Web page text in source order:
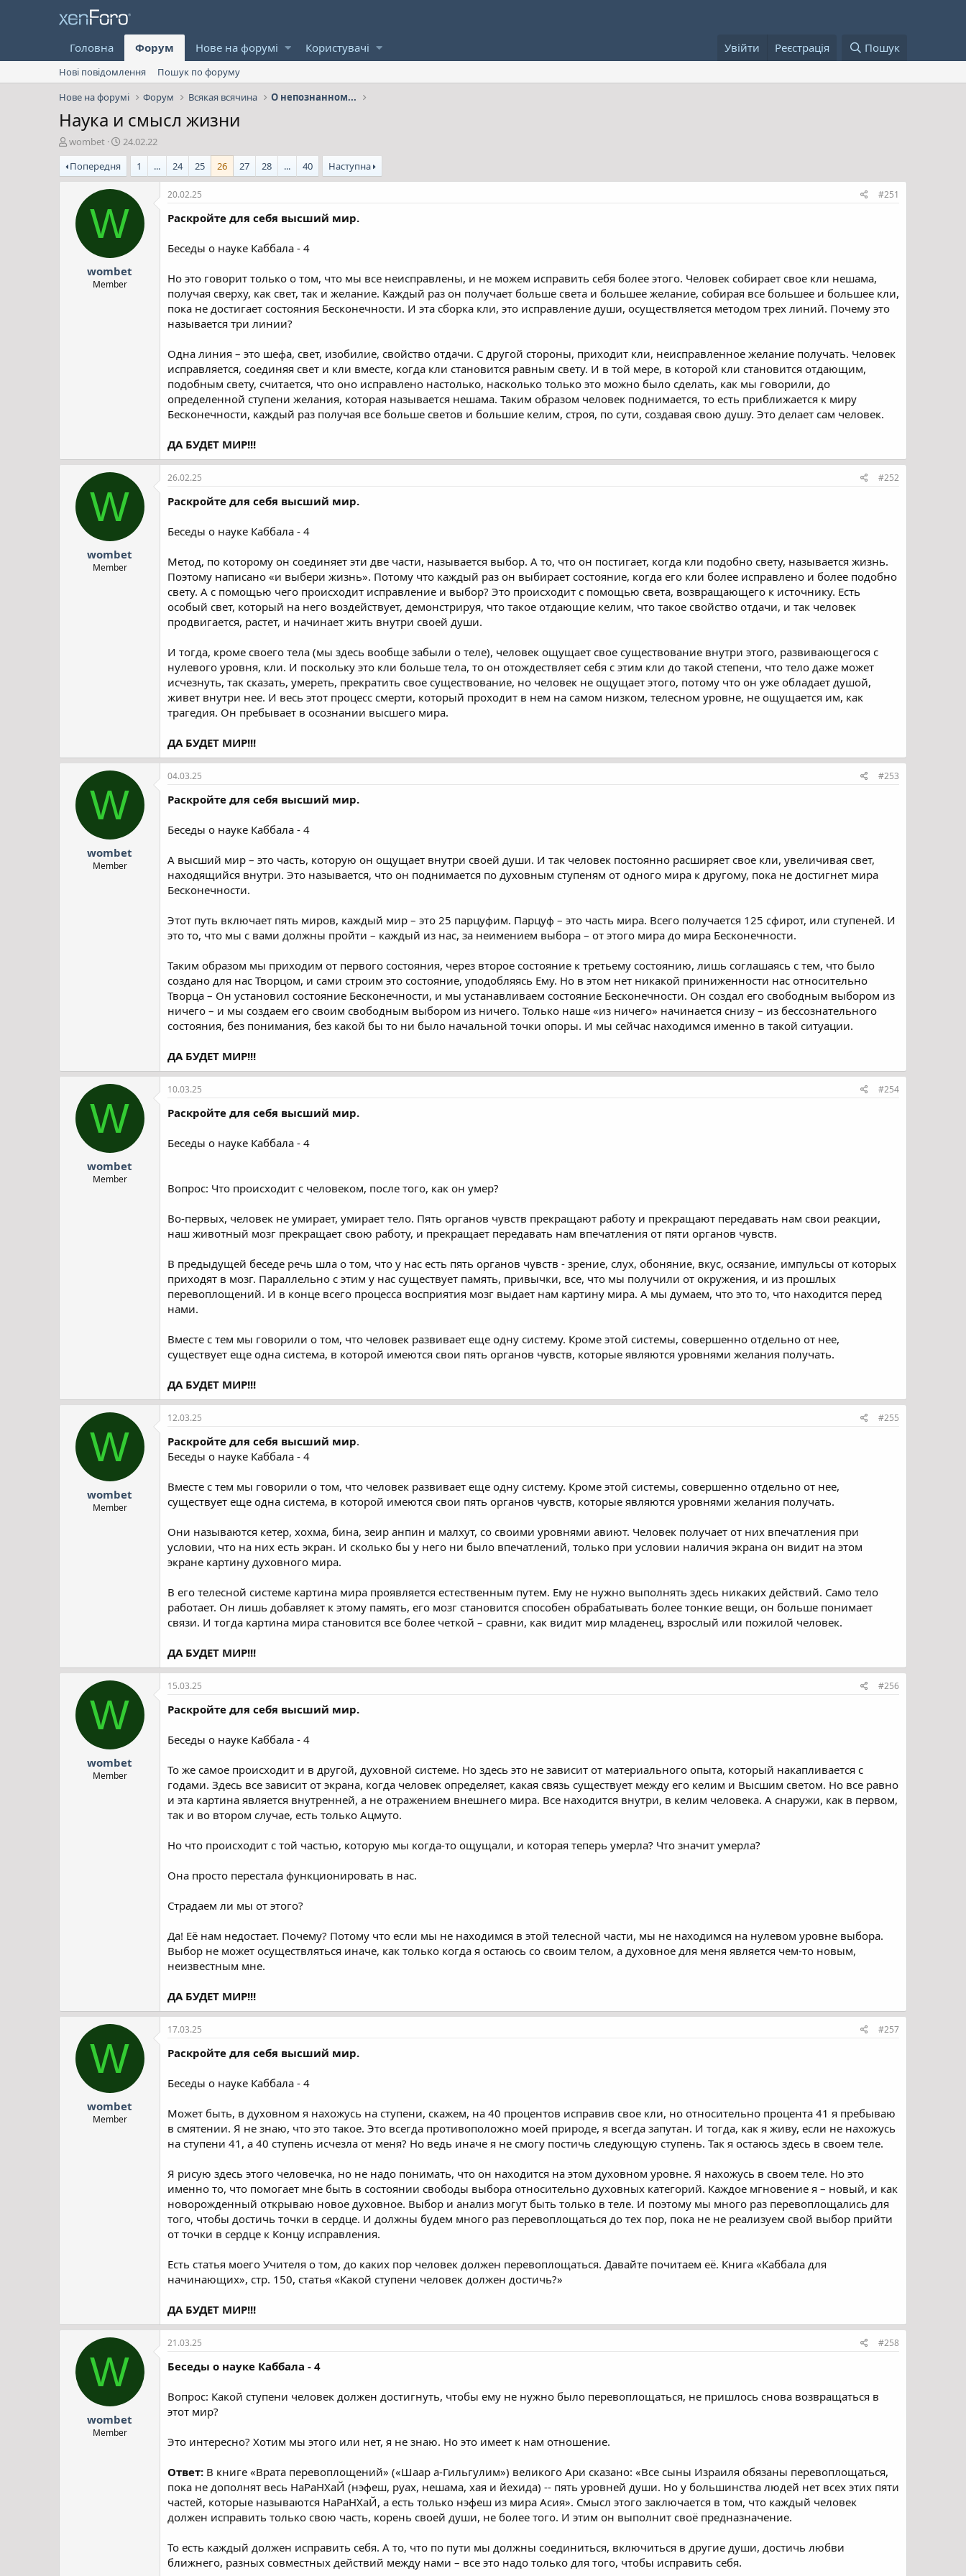
Головна Форум Нове на форумі Користувачі Увійти Реєстрація Пошук
Нові повідомлення
Пошук по форуму
Нове на форумі
Форум Всякая всячина О непознанном...
Наука и смысл жизни
А
в
т
о
wombet
Д
а
а
с
в
о
е
н
н
24.02.22
Попередня
1 ... 24 25 26 27 28 ... 40 Наступна
W
wombet
Member
20.02.25 #251
Раскройте для себя высший мир.
Беседы о науке Каббала - 4
Но это говорит только о том, что мы все неисправлены, и не можем исправить себя более этого. Человек собирает свое кли нешама,
получая сверху, как свет, так и желание. Каждый раз он получает больше света и большее желание, собирая все большее и большее кли,
пока не достигает состояния Бесконечности. И эта сборка кли, это исправление души, осуществляется методом трех линий. Почему это
называется три линии?
Одна линия – это шефа, свет, изобилие, свойство отдачи. С другой стороны, приходит кли, неисправленное желание получать. Человек
исправляется, соединяя свет и кли вместе, когда кли становится равным свету. И в той мере, в которой кли становится отдающим,
подобным свету, считается, что оно исправлено настолько, насколько только это можно было сделать, как мы говорили, до
определенной ступени желания, которая называется нешама. Таким образом человек поднимается, то есть приближается к миру
Бесконечности, каждый раз получая все больше светов и большие келим, строя, по сути, создавая свою душу. Это делает сам человек.
ДА БУДЕТ МИР!!!
W
wombet
Member
26.02.25 #252
Раскройте для себя высший мир.
Беседы о науке Каббала - 4
Метод, по которому он соединяет эти две части, называется выбор. А то, что он постигает, когда кли подобно свету, называется жизнь.
Поэтому написано «и выбери жизнь». Потому что каждый раз он выбирает состояние, когда его кли более исправлено и более подобно
свету. А с помощью чего происходит исправление и выбор? Это происходит с помощью света, возвращающего к источнику. Есть
особый свет, который на него воздействует, демонстрируя, что такое отдающие келим, что такое свойство отдачи, и так человек
продвигается, растет, и начинает жить внутри своей души.
И тогда, кроме своего тела (мы здесь вообще забыли о теле), человек ощущает свое существование внутри этого, развивающегося с
нулевого уровня, кли. И поскольку это кли больше тела, то он отождествляет себя с этим кли до такой степени, что тело даже может
исчезнуть, так сказать, умереть, прекратить свое существование, но человек не ощущает этого, потому что он уже обладает душой,
живет внутри нее. И весь этот процесс смерти, который проходит в нем на самом низком, телесном уровне, не ощущается им, как
трагедия. Он пребывает в осознании высшего мира.
ДА БУДЕТ МИР!!!
W
wombet
Member
04.03.25 #253
Раскройте для себя высший мир.
Беседы о науке Каббала - 4
А высший мир – это часть, которую он ощущает внутри своей души. И так человек постоянно расширяет свое кли, увеличивая свет,
находящийся внутри. Это называется, что он поднимается по духовным ступеням от одного мира к другому, пока не достигнет мира
Бесконечности.
Этот путь включает пять миров, каждый мир – это 25 парцуфим. Парцуф – это часть мира. Всего получается 125 сфирот, или ступеней. И
это то, что мы с вами должны пройти – каждый из нас, за неимением выбора – от этого мира до мира Бесконечности.
Таким образом мы приходим от первого состояния, через второе состояние к третьему состоянию, лишь соглашаясь с тем, что было
создано для нас Творцом, и сами строим это состояние, уподобляясь Ему. Но в этом нет никакой приниженности нас относительно
Творца – Он установил состояние Бесконечности, и мы устанавливаем состояние Бесконечности. Он создал его свободным выбором из
ничего – и мы создаем его своим свободным выбором из ничего. Только наше «из ничего» начинается снизу – из бессознательного
состояния, без понимания, без какой бы то ни было начальной точки опоры. И мы сейчас находимся именно в такой ситуации.
ДА БУДЕТ МИР!!!
W
wombet
Member
10.03.25 #254
Раскройте для себя высший мир.
Беседы о науке Каббала - 4
Вопрос: Что происходит с человеком, после того, как он умер?
Во-первых, человек не умирает, умирает тело. Пять органов чувств прекращают работу и прекращают передавать нам свои реакции,
наш животный мозг прекращает свою работу, и прекращает передавать нам впечатления от пяти органов чувств.
В предыдущей беседе речь шла о том, что у нас есть пять органов чувств - зрение, слух, обоняние, вкус, осязание, импульсы от которых
приходят в мозг. Параллельно с этим у нас существует память, привычки, все, что мы получили от окружения, и из прошлых
перевоплощений. И в конце всего процесса восприятия мозг выдает нам картину мира. А мы думаем, что это то, что находится перед
нами.
Вместе с тем мы говорили о том, что человек развивает еще одну систему. Кроме этой системы, совершенно отдельно от нее,
существует еще одна система, в которой имеются свои пять органов чувств, которые являются уровнями желания получать.
ДА БУДЕТ МИР!!!
W
wombet
Member
12.03.25 #255
Раскройте для себя высший мир.
Беседы о науке Каббала - 4
Вместе с тем мы говорили о том, что человек развивает еще одну систему. Кроме этой системы, совершенно отдельно от нее,
существует еще одна система, в которой имеются свои пять органов чувств, которые являются уровнями желания получать.
Они называются кетер, хохма, бина, зеир анпин и малхут, со своими уровнями авиют. Человек получает от них впечатления при
условии, что на них есть экран. И сколько бы у него ни было впечатлений, только при условии наличия экрана он видит на этом
экране картину духовного мира.
В его телесной системе картина мира проявляется естественным путем. Ему не нужно выполнять здесь никаких действий. Само тело
работает. Он лишь добавляет к этому память, его мозг становится способен обрабатывать более тонкие вещи, он больше понимает
связи. И тогда картина мира становится все более четкой – сравни, как видит мир младенец, взрослый или пожилой человек.
ДА БУДЕТ МИР!!!
W
wombet
Member
15.03.25 #256
Раскройте для себя высший мир.
Беседы о науке Каббала - 4
То же самое происходит и в другой, духовной системе. Но здесь это не зависит от материального опыта, который накапливается с
годами. Здесь все зависит от экрана, когда человек определяет, какая связь существует между его келим и Высшим светом. Но все равно
и эта картина является внутренней, а не отражением внешнего мира. Все находится внутри, в келим человека. А снаружи, как в первом,
так и во втором случае, есть только Ацмуто.
Но что происходит с той частью, которую мы когда-то ощущали, и которая теперь умерла? Что значит умерла?
Она просто перестала функционировать в нас.
Страдаем ли мы от этого?
Да! Её нам недостает. Почему? Потому что если мы не находимся в этой телесной части, мы не находимся на нулевом уровне выбора.
Выбор не может осуществляться иначе, как только когда я остаюсь со своим телом, а духовное для меня является чем-то новым,
неизвестным мне.
ДА БУДЕТ МИР!!!
W
wombet
Member
17.03.25 #257
Раскройте для себя высший мир.
Беседы о науке Каббала - 4
Может быть, в духовном я нахожусь на ступени, скажем, на 40 процентов исправив свое кли, но относительно процента 41 я пребываю
в смятении. Я не знаю, что это такое. Это всегда противоположно моей природе, я всегда запутан. И тогда, как я живу, если не нахожусь
на ступени 41, а 40 ступень исчезла от меня? Но ведь иначе я не смогу постичь следующую ступень. Так я остаюсь здесь в своем теле.
Я рисую здесь этого человечка, но не надо понимать, что он находится на этом духовном уровне. Я нахожусь в своем теле. Но это
именно то, что помогает мне быть в состоянии свободы выбора относительно духовных категорий. Каждое мгновение я – новый, и как
новорожденный открываю новое духовное. Выбор и анализ могут быть только в теле. И поэтому мы много раз перевоплощались для
того, чтобы достичь точки в сердце. И должны будем много раз перевоплощаться до тех пор, пока не не реализуем свой выбор прийти
от точки в сердце к Концу исправления.
Есть статья моего Учителя о том, до каких пор человек должен перевоплощаться. Давайте почитаем её. Книга «Каббала для
начинающих», стр. 150, статья «Какой ступени человек должен достичь?»
ДА БУДЕТ МИР!!!
W
wombet
Member
21.03.25 #258
Беседы о науке Каббала - 4
Вопрос: Какой ступени человек должен достигнуть, чтобы ему не нужно было перевоплощаться, не пришлось снова возвращаться в
этот мир?
Это интересно? Хотим мы этого или нет, я не знаю. Но это имеет к нам отношение.
Ответ: В книге «Врата перевоплощений» («Шаар а-Гильгулим») великого Ари сказано: «Все сыны Израиля обязаны перевоплощаться,
пока не дополнят весь НаРаНХаЙ (нэфеш, руах, нешама, хая и йехида) -- пять уровней души. Но у большинства людей нет всех этих пяти
частей, которые называются НаРаНХаЙ, а есть только нэфеш из мира Асия». Смысл этого заключается в том, что каждый человек
должен исправить только свою часть, корень своей души, не более того. И этим он выполнит своё предназначение.
То есть каждый должен исправить себя. А то, что по пути мы должны соединиться, включиться в другие души, достичь любви
ближнего, разных совместных действий между нами – все это надо только для того, чтобы исправить себя.